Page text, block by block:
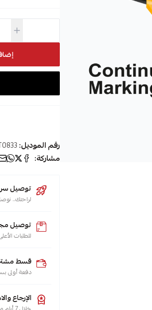
رقم الموديل:
مشاركة:
توصيل سريع
لراحتك.. نوصل
توصيل
للطلبات الأعلى من 200 ريال لجميع
قسط
دفعة أولى
الإرجاع